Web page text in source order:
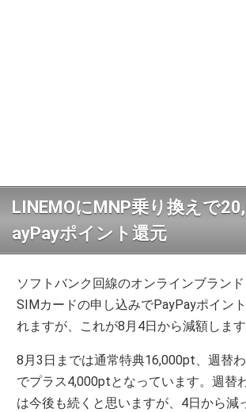
LINEMOにMNP乗り換えで
ayPayポイント還元
ソフトバンク回線のオンラインブラン
SIMカードの申し込みでPayPayポイン
れますが、これが8月4日から減額します
8月3日までは通常特典16,000pt、週替
でプラス4,000ptとなっています。週替
は今後も続くと思いますが、4日から減